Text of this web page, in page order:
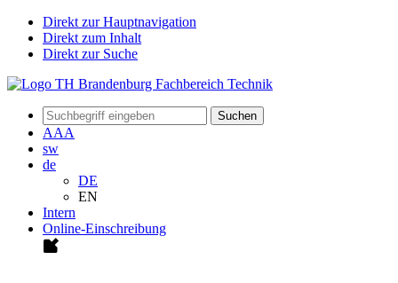
Direkt zur Hauptnavigation
Direkt zum Inhalt
Direkt zur Suche
Suchen
AAA
sw
de
DE
EN
Intern
Online-Einschreibung